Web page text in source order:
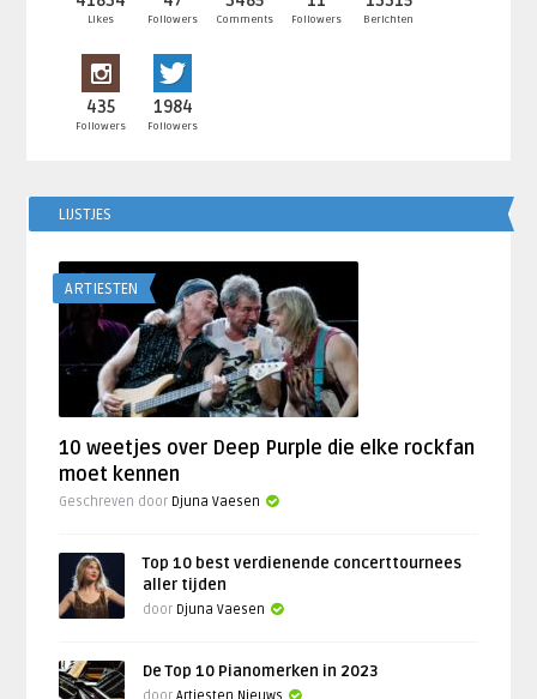
Likes Followers Comments Followers Berichten
435
Followers
1984
Followers
LIJSTJES
ARTIESTEN
10 weetjes over Deep Purple die elke rockfan
moet kennen
Geschreven door Djuna Vaesen
Top 10 best verdienende concerttournees
aller tijden
door Djuna Vaesen
De Top 10 Pianomerken in 2023
doorArtiesten Nieuws